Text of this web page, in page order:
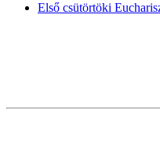
Első csütörtöki